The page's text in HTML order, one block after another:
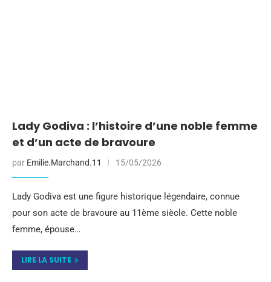
Lady Godiva : l’histoire d’une noble femme
et d’un acte de bravoure
par Emilie.Marchand.11 15/05/2026
Lady Godiva est une figure historique légendaire, connue
pour son acte de bravoure au 11ème siècle. Cette noble
femme, épouse…
LIRE LA SUITE